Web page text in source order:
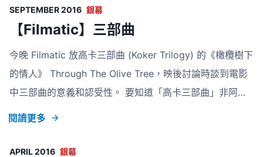
SEPTEMBER 2016 銀幕
【Filmatic】三部曲
今晚 Filmatic 放高卡三部曲 (Koker Trilogy) 的《橄欖樹下
的情人》 Through The Olive Tree，映後討論時談到電影
中三部曲的意義和認受性。 要知道「高卡三部曲」非阿巴
斯自行策封，而是先有影評人提出。訪談中的他，指三套電
味》或許是更好的選擇，因三者也訴說生命可貴之處。 現
閱讀更多
APRIL 2016 銀幕